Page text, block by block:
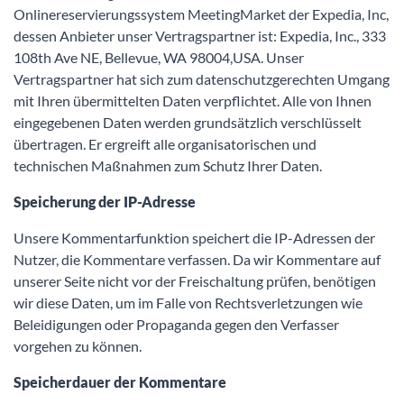
Onlinereservierungssystem MeetingMarket der Expedia, Inc,
dessen Anbieter unser Vertragspartner ist: Expedia, Inc., 333
108th Ave NE, Bellevue, WA 98004,USA. Unser
Vertragspartner hat sich zum datenschutzgerechten Umgang
mit Ihren übermittelten Daten verpflichtet. Alle von Ihnen
eingegebenen Daten werden grundsätzlich verschlüsselt
übertragen. Er ergreift alle organisatorischen und
technischen Maßnahmen zum Schutz Ihrer Daten.
Speicherung der IP-Adresse
Unsere Kommentarfunktion speichert die IP-Adressen der
Nutzer, die Kommentare verfassen. Da wir Kommentare auf
unserer Seite nicht vor der Freischaltung prüfen, benötigen
wir diese Daten, um im Falle von Rechtsverletzungen wie
Beleidigungen oder Propaganda gegen den Verfasser
vorgehen zu können.
Speicherdauer der Kommentare